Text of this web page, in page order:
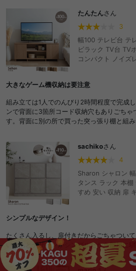
たんたんさん
3
幅100 テレビ台 テ
ビラック TV台 TV
コンパクト ノイズ
おすすめ 安い
大きなゲーム機収納は要注意
組み立ては1人でのんびり2時間程度で完成
ンで背面に3箇所コード収納穴もありごちゃ
す。背面に別の所で買った突っ張り棚と組
が棚の奥行きに収まるのを確認してたので
奥行きが必要なのを考慮できておらず失敗
sachikoさん
4
Sharon シャロン
タンス ラック 本
すめ 安い 収納 扉
ーゼット テレビ台
ディスプレイ 石目
シンプルなデザイン！
たくさん入るし、扉付きだからごちゃつい
い！あとデザインがシンプルだから部屋に